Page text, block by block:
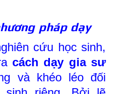
pháp dạy
cứu học sinh,
cách dạy gia sư
và khéo léo đối